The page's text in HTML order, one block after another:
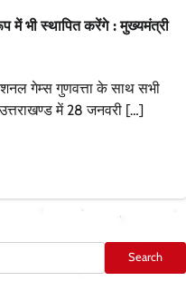
में भी स्थापित करेंगे : मुख्यमंत्री
गेम्स गुणवत्ता के साथ सभी
में 28 जनवरी […]
Search